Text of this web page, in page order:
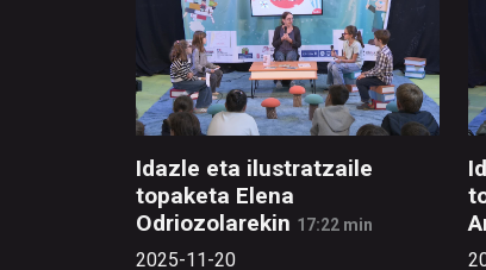
Idazle eta ilustratzaile
topaketa Elena
Odriozolarekin 17:22 min
2025-11-20